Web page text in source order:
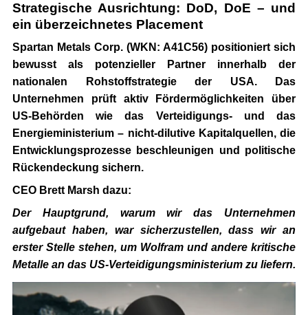
Strategische Ausrichtung: DoD, DoE – und
ein überzeichnetes Placement
Spartan Metals Corp. (WKN: A41C56) positioniert sich
bewusst als potenzieller Partner innerhalb der
nationalen Rohstoffstrategie der USA. Das
Unternehmen prüft aktiv Fördermöglichkeiten über
US-Behörden wie das Verteidigungs- und das
Energieministerium – nicht-dilutive Kapitalquellen, die
Entwicklungsprozesse beschleunigen und politische
Rückendeckung sichern.
CEO Brett Marsh dazu:
Der Hauptgrund, warum wir das Unternehmen
aufgebaut haben, war sicherzustellen, dass wir an
erster Stelle stehen, um Wolfram und andere kritische
Metalle an das US-Verteidigungsministerium zu liefern.